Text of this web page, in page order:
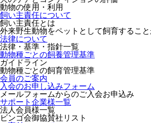
動物の使用・利用
飼い主責任について
飼い主責任とは
外来野生動物をペットとして飼育するこ
法律について
法律・基準・指針一覧
動物種ごとの飼養管理基準
ガイドライン
動物種ごとの飼育管理基準
会員のご案内
入会のお申し込みフォーム
メールフォームからのご入会お申込み
サポート企業様一覧
法人会員様一覧
ビンゴ会御協賛社リスト